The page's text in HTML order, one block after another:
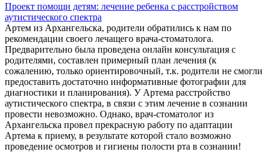
Проект помощи детям: лечение ребенка с расстройством
аутистического спектра
Артем из Архангельска, родители обратились к нам по
рекомендации своего лечащего врача-стоматолога.
Предварительно была проведена онлайн консультация с
родителями, составлен примерный план лечения (к
сожалению, только ориентировочный, т.к. родители не смогли
предоставить достаточно информативные фотографии для
диагностики и планирования). У Артема расстройство
аутистического спектра, в связи с этим лечение в сознании
провести невозможно. Однако, врач-стоматолог из
Архангельска провел прекрасную работу по адаптации
Артема к приему, в результате которой стало возможно
проведение осмотров и гигиены полости рта в сознании!